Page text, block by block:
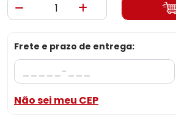
Frete e prazo de entrega:
Não sei meu CEP